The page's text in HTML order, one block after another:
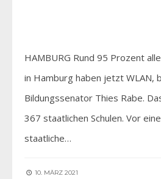
HAMBURG Rund 95 Prozent
in Hamburg haben jetzt WLAN,
Bildungssenator Thies Rabe.
367 staatlichen Schulen. Vor
staatliche…
10. MÄRZ 2021